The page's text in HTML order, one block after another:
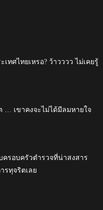
ทศไทยเหรอ? ว้าวววว ไม่เคยรู้
… เขาคงจะไม่ได้มีลมหายใจ
รอบครัวตำรวจที่น่าสงสาร
รทุจริตเลย